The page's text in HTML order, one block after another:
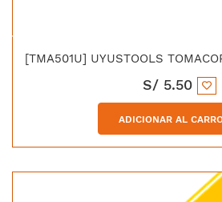
S/ 5.50
ADICIONAR AL